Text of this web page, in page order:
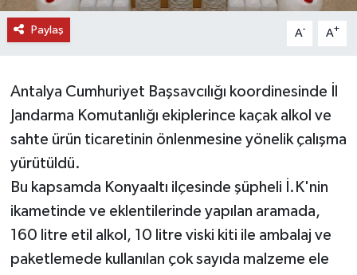
Paylaş A- A+
Antalya Cumhuriyet Başsavcılığı koordinesinde İl
Jandarma Komutanlığı ekiplerince kaçak alkol ve
sahte ürün ticaretinin önlenmesine yönelik çalışma
yürütüldü.
Bu kapsamda Konyaaltı ilçesinde şüpheli İ.K'nin
ikametinde ve eklentilerinde yapılan aramada,
160 litre etil alkol, 10 litre viski kiti ile ambalaj ve
paketlemede kullanılan çok sayıda malzeme ele
RÖPORTAJ
YAZARLAR
RESMİ İLAN